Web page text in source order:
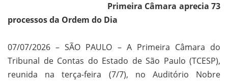
Primeira Câmara aprecia 73
processos da Ordem do Dia
07/07/2026 – SÃO PAULO – A Primeira Câmara do
Tribunal de Contas do Estado de São Paulo (TCESP),
reunida na terça-feira (7/7), no Auditório Nobre